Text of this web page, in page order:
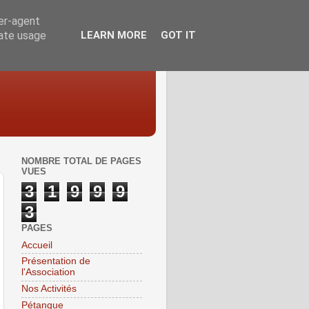
NOMBRE TOTAL DE PAGES
VUES
3 1 9 9
9
3
PAGES
Accueil
Présentation de
l'Association
Nos Activités
Pétanque
agent
usage
LEARN MORE GOT IT